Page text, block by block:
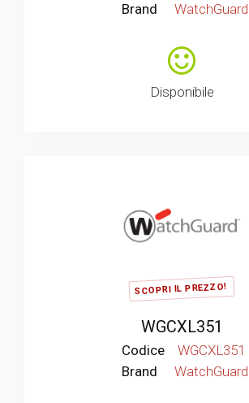
Brand
WatchGuard
Disponibile
SCOPRI IL PREZZO!
WGCXL351
Codice
WGCXL351
Brand
WatchGuard